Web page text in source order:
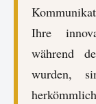
Ihre
während
wurden,